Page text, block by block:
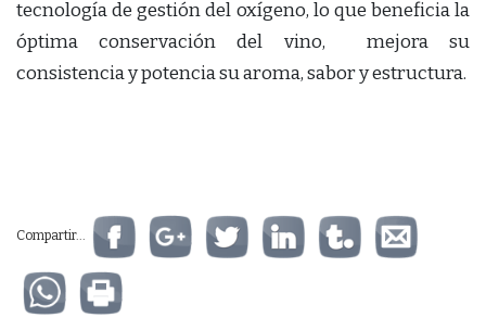
tecnología de gestión del oxígeno, lo que beneficia la
óptima conservación del vino, mejora su
consistencia y potencia su aroma, sabor y estructura.
Compartir...